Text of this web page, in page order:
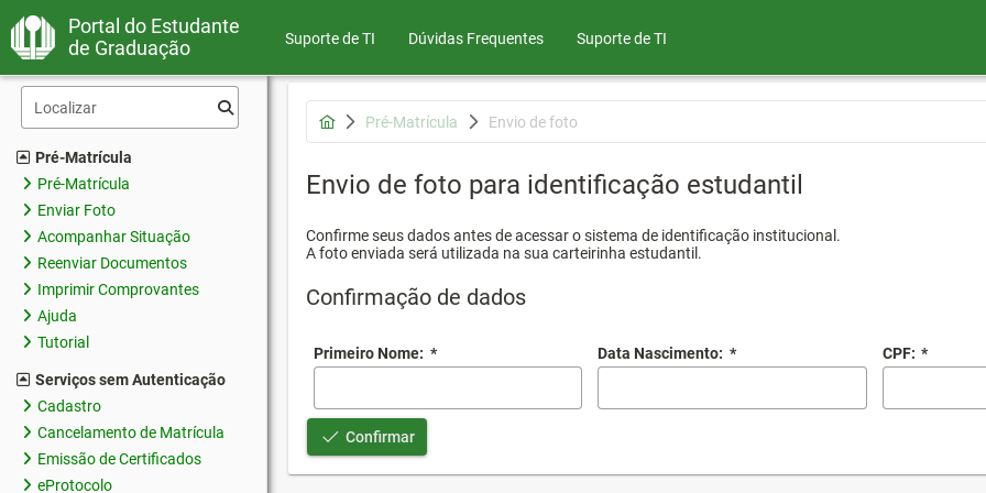
Portal do Estudante
de Graduação
Suporte de TI Dúvidas Frequentes Suporte de TI
Pré-Matrícula
Pré-Matrícula
Enviar Foto
Acompanhar Situação
Reenviar Documentos
Imprimir Comprovantes
Ajuda
Tutorial
Serviços sem Autenticação
Cadastro
Cancelamento de Matrícula
Emissão de Certificados
eProtocolo
Pré-Matrícula Envio de foto
Envio de foto para identificação estudantil
Confirme seus dados antes de acessar o sistema de identificação institucional.
A foto enviada será utilizada na sua carteirinha estudantil.
Confirmação de dados
Primeiro Nome: * Data Nascimento: * CPF: *
Confirmar